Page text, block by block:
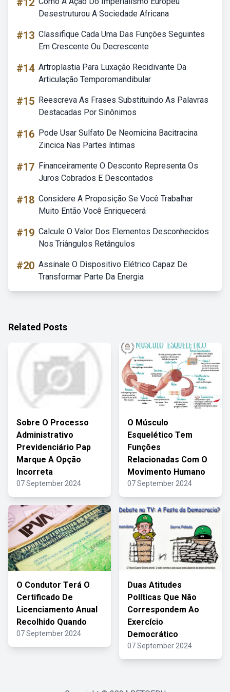
#12
Desestruturou A Sociedade Africana
#13 Classifique Cada Uma Das Funções Seguintes
Em Crescente Ou Decrescente
#14 Artroplastia Para Luxação Recidivante Da
Articulação Temporomandibular
#15 Reescreva As Frases Substituindo As Palavras
Destacadas Por Sinônimos
#16 Pode Usar Sulfato De Neomicina Bacitracina
Zincica Nas Partes íntimas
#17 Financeiramente O Desconto Representa Os
Juros Cobrados E Descontados
#18 Considere A Proposição Se Você Trabalhar
Muito Então Você Enriquecerá
#19 Calcule O Valor Dos Elementos Desconhecidos
Nos Triângulos Retângulos
#20 Assinale O Dispositivo Elétrico Capaz De
Transformar Parte Da Energia
Related Posts
Sobre O Processo
Administrativo
Previdenciário Pap
Marque A Opção
Incorreta
07 September 2024
O Músculo
Esquelético Tem
Funções
Relacionadas Com O
Movimento Humano
07 September 2024
O Condutor Terá O
Certificado De
Licenciamento Anual
Recolhido Quando
07 September 2024
Duas Atitudes
Políticas Que Não
Correspondem Ao
Exercício
Democrático
07 September 2024